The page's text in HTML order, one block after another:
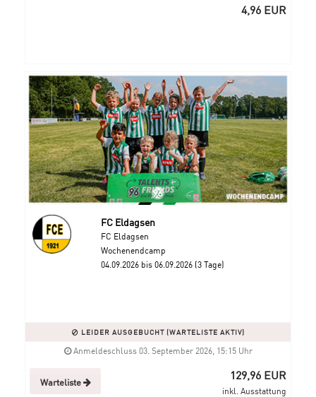
4,96 EUR
FC Eldagsen
FC Eldagsen
Wochenendcamp
04.09.2026 bis 06.09.2026 (3 Tage)
LEIDER AUSGEBUCHT (WARTELISTE AKTIV)
Anmeldeschluss 03. September 2026, 15:15 Uhr
Warteliste 129,96 EUR
inkl. Ausstattung